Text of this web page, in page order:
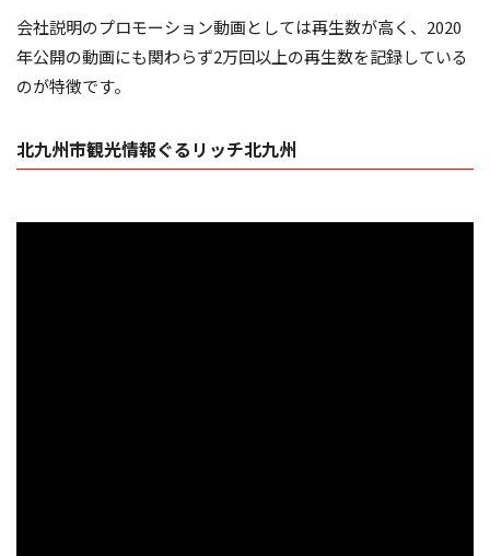
会社説明のプロモーション動画としては再生数が高く、2020
年公開の動画にも関わらず2万回以上の再生数を記録している
のが特徴です。
北九州市観光情報ぐるリッチ北九州